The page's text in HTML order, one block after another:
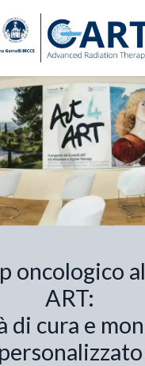
oncologico
ART:
di cura e
personalizzato